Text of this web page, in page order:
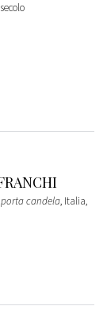
candela, Italia,